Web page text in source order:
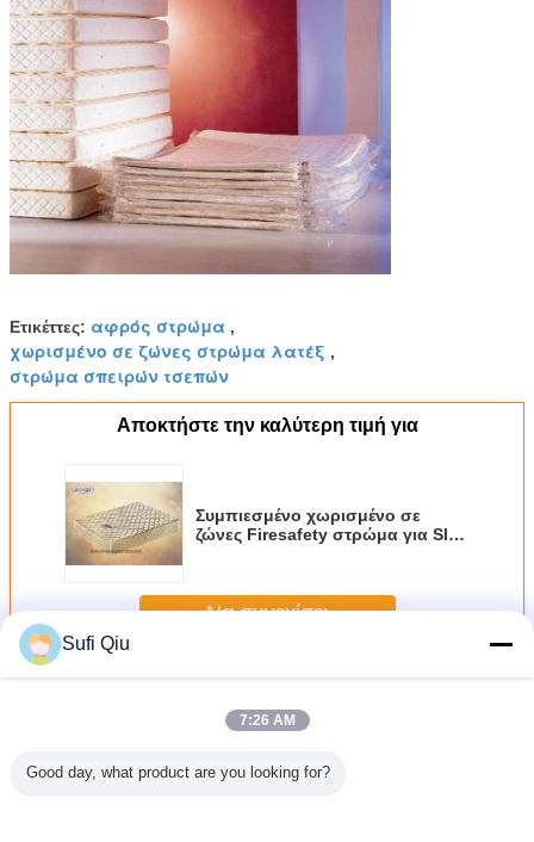
Ετικέττες: αφρός στρώμα ,
χωρισμένο σε ζώνες στρώμα λατέξ ,
στρώμα σπειρών τσεπών
Αποκτήστε την καλύτερη τιμή για
Συμπιεσμένο χωρισμένο σε
ζώνες Firesafety στρώμα για Slat
Να συνεχίσει
ΠερισσότεροιΣτρώμα ανοίξεων τσεπών ζώνης
Sufi Qiu
7:26 AM
Good day, what product are you looking for?